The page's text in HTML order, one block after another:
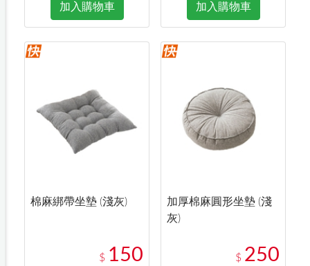
加入購物車 加入購物車
棉麻綁帶坐墊 (淺灰)
$ 150
加厚棉麻圓形坐墊 (淺
灰)
$ 250